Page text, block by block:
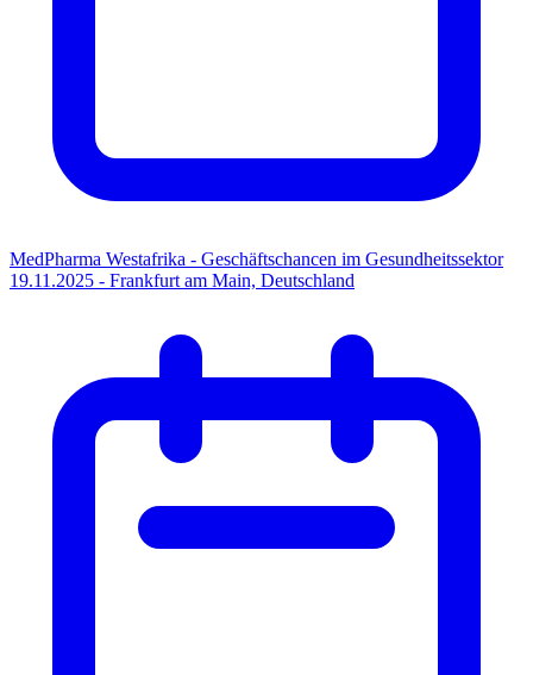
MedPharma Westafrika - Geschäftschancen im Gesundheitssektor
19.11.2025 - Frankfurt am Main, Deutschland